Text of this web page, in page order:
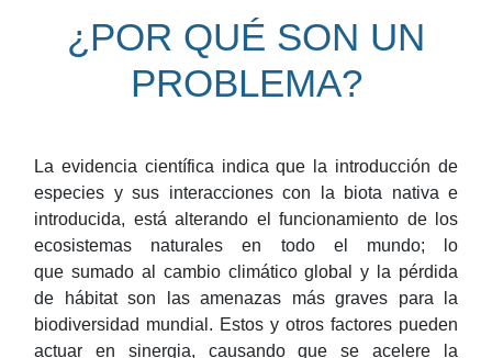
¿POR QUÉ SON UN
PROBLEMA?
La evidencia científica indica que la introducción de
especies y sus interacciones con la biota nativa e
introducida, está alterando el funcionamiento de los
ecosistemas naturales en todo el mundo; lo
que sumado al cambio climático global y la pérdida
de hábitat son las amenazas más graves para la
biodiversidad mundial. Estos y otros factores pueden
actuar en sinergia, causando que se acelere la